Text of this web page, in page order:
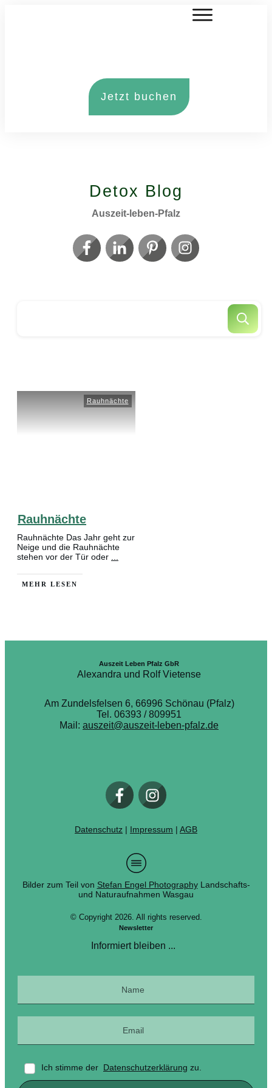
Jetzt buchen
Detox Blog
Auszeit-leben-Pfalz
Rauhnächte
Rauhnächte
Rauhnächte Das Jahr geht zur
Neige und die Rauhnächte
stehen vor der Tür oder
MEHR LESEN
Auszeit Leben Pfalz GbR
Alexandra und Rolf Vietense
Am Zundelsfelsen 6, 66996 Schönau (Pfalz)
Tel. 06393 / 809951
Mail: auszeit@auszeit-leben-pfalz.de
Datenschutz | Impressum | AGB
Bilder zum Teil von Stefan Engel PhotographyLandschafts-
und Naturaufnahmen Wasgau
© Copyright 2026. All rights reserved.
Newsletter
Informiert bleiben ...
Ich stimme der Datenschutzerklärung zu.